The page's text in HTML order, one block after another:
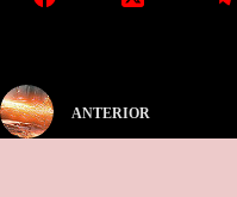
ANTERIOR